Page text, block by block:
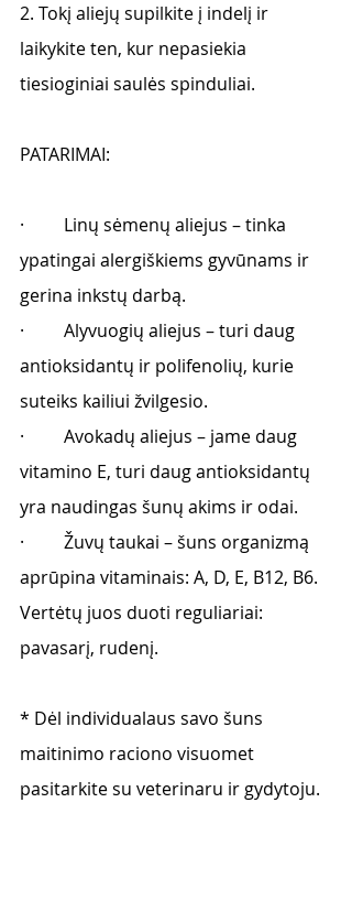
2. Tokį aliejų supilkite į indelį ir
laikykite ten, kur nepasiekia
tiesioginiai saulės spinduliai.
PATARIMAI:
·         Linų sėmenų aliejus – tinka
ypatingai alergiškiems gyvūnams ir
gerina inkstų darbą.
·         Alyvuogių aliejus – turi daug
antioksidantų ir polifenolių, kurie
suteiks kailiui žvilgesio.
·         Avokadų aliejus – jame daug
vitamino E, turi daug antioksidantų
yra naudingas šunų akims ir odai.
·         Žuvų taukai – šuns organizmą
aprūpina vitaminais: A, D, E, B12, B6.
Vertėtų juos duoti reguliariai:
pavasarį, rudenį.
* Dėl individualaus savo šuns
maitinimo raciono visuomet
pasitarkite su veterinaru ir gydytoju.